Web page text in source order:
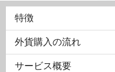
特徴
外貨購入の流れ
サービス概要